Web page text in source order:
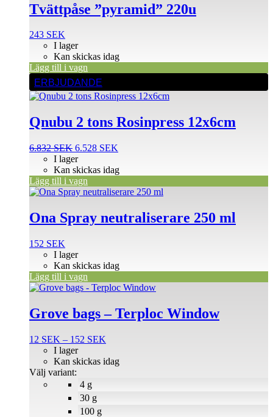
Tvättpåse ”pyramid” 220u
243 SEK
I lager
Kan skickas idag
Lägg till i vagn
ERBJUDANDE
Qnubu 2 tons Rosinpress 12x6cm
6.832SEK Det
ursprungliga
priset
var:
6.832 SEK.
6.528 SEK
priset
6.528 SEK.
I lager
Kan skickas idag
Lägg till i vagn
Ona Spray neutraliserare 250 ml
152 SEK
I lager
Kan skickas idag
Lägg till i vagn
Grove bags – Terploc Window
12 SEK – 152 SEK
till
4 g
30 g
100 g
I lager
Kan skickas idag
Välj variant:
Den
produkten
har
varianter.
olika
alternativen